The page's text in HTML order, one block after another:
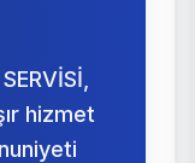
hizmet